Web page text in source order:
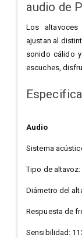
audio de
Los
ajustan al
sonido cálido
escuches,
Audio
Sistema
Tipo de
Diámetro del
Respuesta de
Sensibilidad: